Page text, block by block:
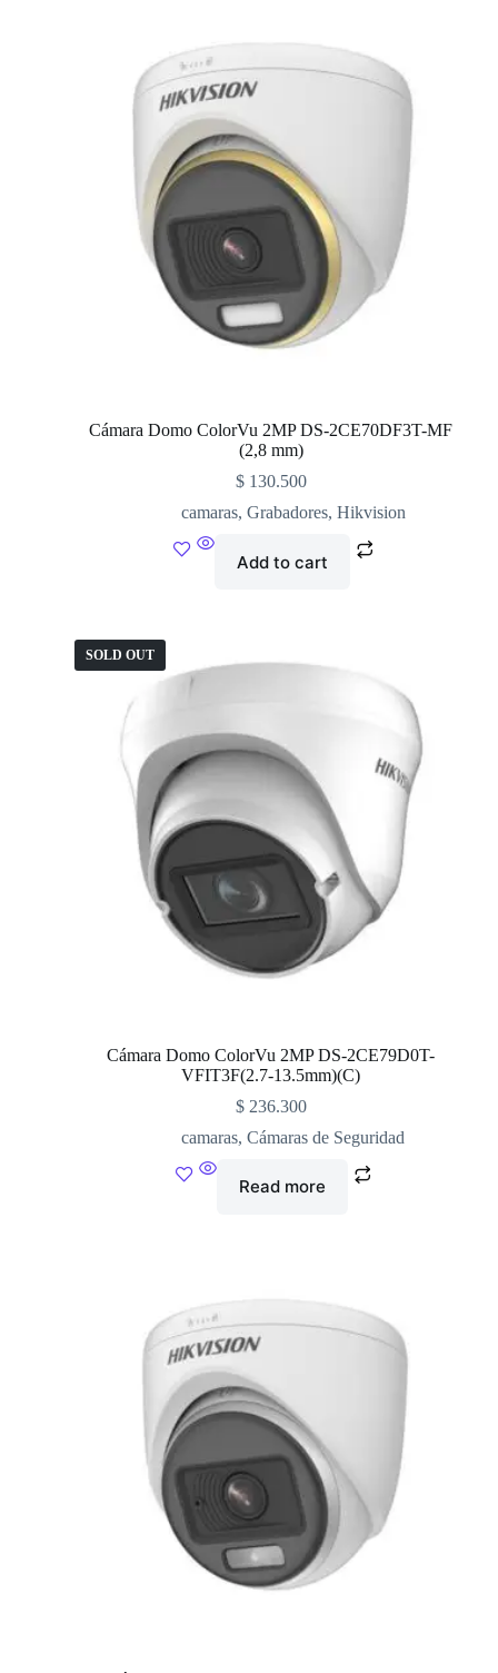
Cámara Domo ColorVu 2MP DS-2CE70DF3T-MF
(2,8 mm)
$130.500
camaras, Grabadores, Hikvision
Add to cart
SOLD OUT
Cámara Domo ColorVu 2MP DS-2CE79D0T-
VFIT3F(2.7-13.5mm)(C)
$236.300
camaras,Cámaras de Seguridad
Read more